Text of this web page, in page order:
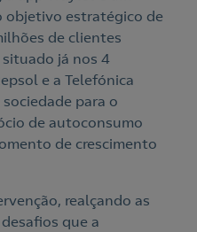
objetivo estratégico de
de clientes
já nos 4
e a Telefónica
para o
de autoconsumo
de crescimento
realçando as
que a